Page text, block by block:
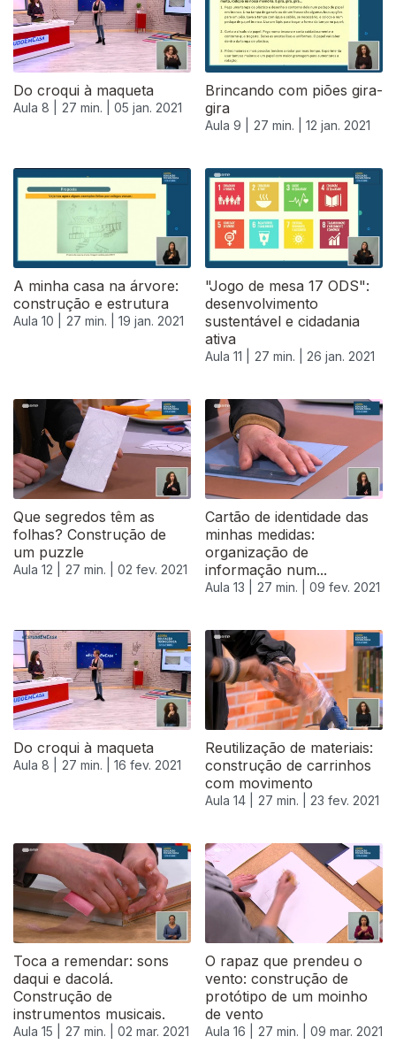
Do croqui à maqueta
Aula 8 | 27 min. | 05 jan. 2021
Brincando com piões gira-
gira
Aula 9 | 27 min. | 12 jan. 2021
A minha casa na árvore:
construção e estrutura
Aula 10 | 27 min. | 19 jan. 2021
"Jogo de mesa 17 ODS":
desenvolvimento
sustentável e cidadania
ativa
Aula 11 | 27 min. | 26 jan. 2021
520094
Que segredos têm as
folhas? Construção de
um puzzle
Aula 12 | 27 min. | 02 fev. 2021
Cartão de identidade das
minhas medidas:
organização de
informação num...
Aula 13 | 27 min. | 09 fev. 2021
Do croqui à maqueta
Aula 8 | 27 min. | 16 fev. 2021
Reutilização de materiais:
construção de carrinhos
com movimento
Aula 14 | 27 min. | 23 fev. 2021
Toca a remendar: sons
daqui e dacolá.
Construção de
instrumentos musicais.
Aula 15 | 27 min. | 02 mar. 2021
O rapaz que prendeu o
vento: construção de
protótipo de um moinho
de vento
Aula 16 | 27 min. | 09 mar. 2021